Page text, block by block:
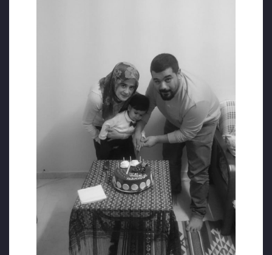
Sizlerden merhamet istemiyorum, hiç
kimsenin şahsıma acımasına ihtiyacım yok,
merhamet de zulmün bir parçası, ne bana
acıyın ne de soykırıma kurban verdiğim
eşime ve çocuğuma!! Merhamet zulmün
merhemi olamaz. Bu yazmış olduğum
savunma haşirdeki mahkemeyi kübraya bir
arzuhaldir. Ve dergahı ilahiyeye de bir
şekvadır. Allah elbette adil-i mutlaktır.”
OKUL MÜDÜRÜ ŞİKAYET ETTİ
Önce çalıştığı okul müdürü, sonra da kuzeni